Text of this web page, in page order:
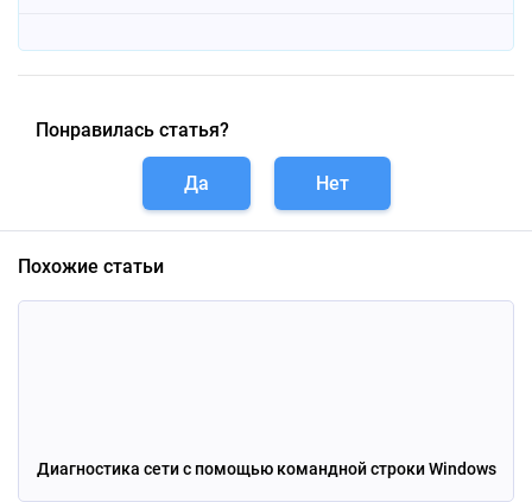
Понравилась статья?
Да Нет
Похожие статьи
Диагностика сети с помощью командной строки Windows